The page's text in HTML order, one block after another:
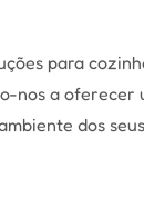
para
nos a
dos